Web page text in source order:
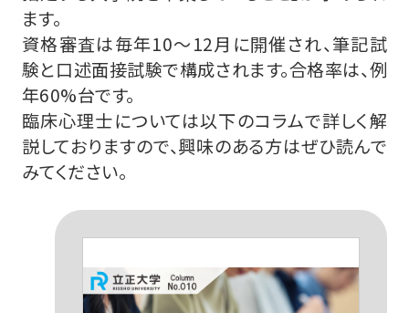
ます。
資格審査は毎年10～12月に開催され、筆記試
験と口述面接試験で構成されます。合格率は、例
年60%台です。
臨床心理士については以下のコラムで詳しく解
説しておりますので、興味のある方はぜひ読んで
みてください。